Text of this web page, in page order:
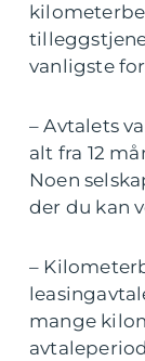
vanligste
– Avtalets
alt fra 12
Noen
der du kan
–
mange